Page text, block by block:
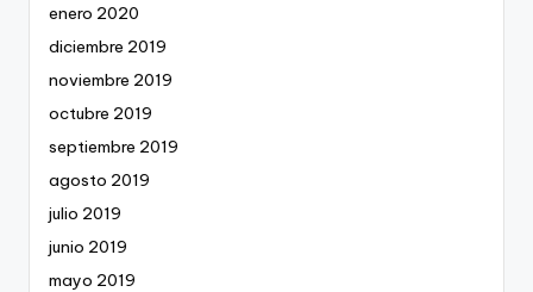
enero 2020
diciembre 2019
noviembre 2019
octubre 2019
septiembre 2019
agosto 2019
julio 2019
junio 2019
mayo 2019